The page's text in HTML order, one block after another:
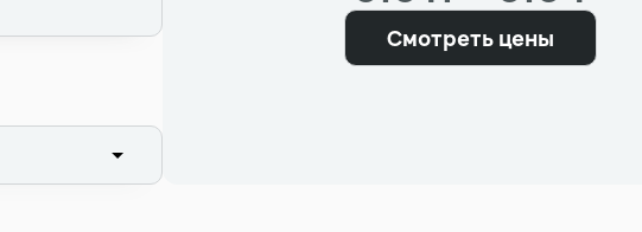
Смотреть цены